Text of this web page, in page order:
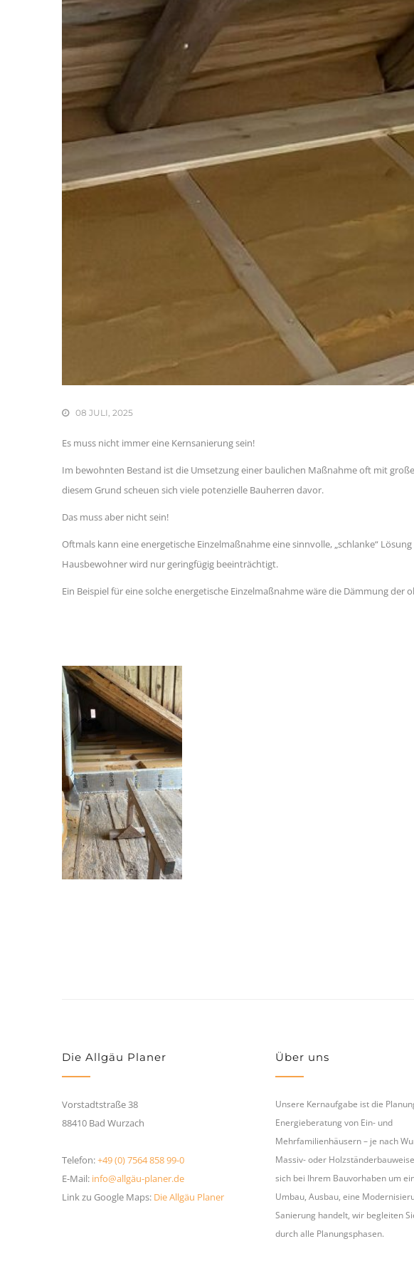
08 JULI, 2025
Es muss nicht immer eine Kernsanierung sein!
Im bewohnten Bestand ist die Umsetzung einer baulichen Maßnahme oft mit
diesem Grund scheuen sich viele potenzielle Bauherren davor.
Das muss aber nicht sein!
Oftmals kann eine energetische Einzelmaßnahme eine sinnvolle, „schlanke“
Hausbewohner wird nur geringfügig beeinträchtigt.
Ein Beispiel für eine solche energetische Einzelmaßnahme wäre die Dämmung der
Die Allgäu Planer
Vorstadtstraße 38
88410 Bad Wurzach
Telefon:+49 (0) 7564 858 99-0
E-Mail: info@allgäu-planer.de
Link zu Google Maps: Die Allgäu Planer
Über uns
Unsere Kernaufgabe ist die
Energieberatung von Ein- und
Mehrfamilienhäusern – je nach
Massiv- oder
sich bei Ihrem Bauvorhaben um
Umbau, Ausbau, eine
Sanierung handelt, wir begleiten
durch alle Planungsphasen.